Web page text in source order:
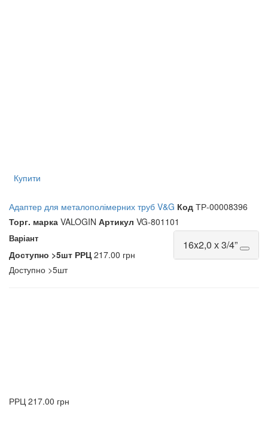
Купити
Адаптер для металополімерних труб V&G Код ТР-00008396
Торг. марка VALOGIN Артикул VG-801101
Варіант 16x2,0 х 3/4”
Доступно >5шт РРЦ217.00 грн
Доступно >5шт
РРЦ 217.00 грн